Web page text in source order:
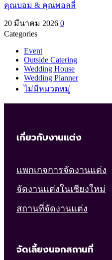
คุณบอม & คุณพอลลี่
20 มีนาคม 2026 0
Categories
Event
Outside Catering
Wedding House
Wedding Planner
ไม่มีหมวดหมู่
เกี่ยวกับงานแต่ง
แพกเกจการจัดงานแต่ง
จัดงานแต่งในเชียงใหม่
สถานที่จัดงานแต่ง
จัดเลี้ยงนอกสถานที่